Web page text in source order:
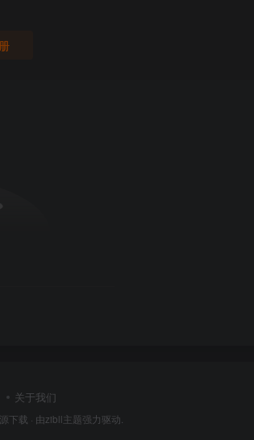
关于我们
下载 · 由zibll主题强力驱动.